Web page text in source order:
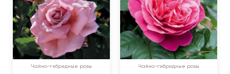
Чайно-гибридные розы Чайно-гибридные розы